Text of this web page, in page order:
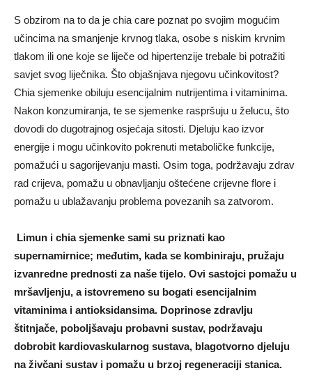
S obzirom na to da je chia care poznat po svojim mogućim
učincima na smanjenje krvnog tlaka, osobe s niskim krvnim
tlakom ili one koje se liječe od hipertenzije trebale bi potražiti
savjet svog liječnika. Što objašnjava njegovu učinkovitost?
Chia sjemenke obiluju esencijalnim nutrijentima i vitaminima.
Nakon konzumiranja, te se sjemenke raspršuju u želucu, što
dovodi do dugotrajnog osjećaja sitosti. Djeluju kao izvor
energije i mogu učinkovito pokrenuti metaboličke funkcije,
pomažući u sagorijevanju masti. Osim toga, podržavaju zdrav
rad crijeva, pomažu u obnavljanju oštećene crijevne flore i
pomažu u ublažavanju problema povezanih sa zatvorom.
Limun i chia sjemenke sami su priznati kao
supernamirnice; međutim, kada se kombiniraju, pružaju
izvanredne prednosti za naše tijelo. Ovi sastojci pomažu u
mršavljenju, a istovremeno su bogati esencijalnim
vitaminima i antioksidansima. Doprinose zdravlju
štitnjače, poboljšavaju probavni sustav, podržavaju
dobrobit kardiovaskularnog sustava, blagotvorno djeluju
na živčani sustav i pomažu u brzoj regeneraciji stanica.